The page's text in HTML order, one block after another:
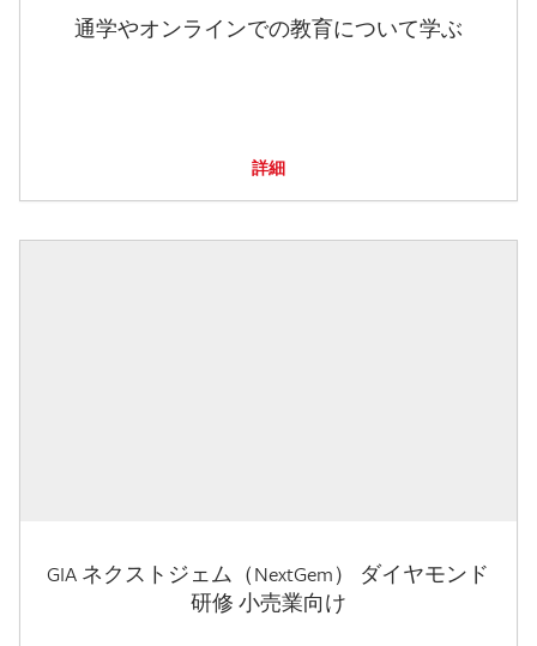
通学やオンラインでの教育について学ぶ
詳細
GIA ネクストジェム（NextGem） ダイヤモンド
研修 小売業向け